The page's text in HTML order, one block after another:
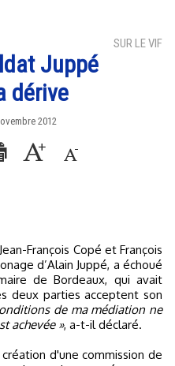
SUR LE VIF
Juppé
dérive
2012
d’Alain Juppé, a échoué
de Bordeaux, qui avait
deux parties acceptent son
de ma médiation ne
achevée », a-t-il déclaré.
d'une commission de